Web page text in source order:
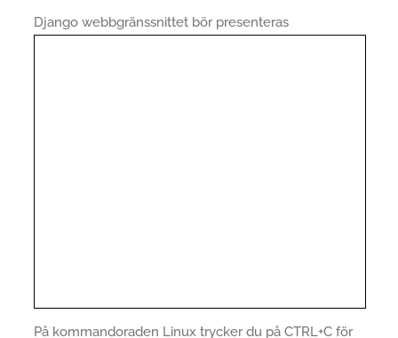
Django webbgränssnittet bör presenteras
På kommandoraden Linux trycker du på CTRL+C för